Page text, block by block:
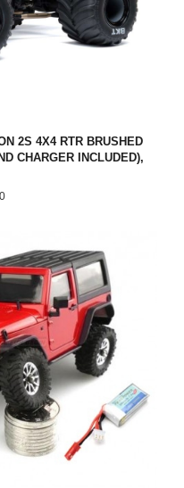
2S 4X4 RTR BRUSHED
CHARGER INCLUDED),